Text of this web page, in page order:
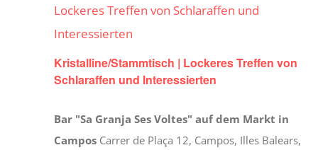
Kristalline/Stammtisch | Lockeres Treffen von
Schlaraffen und Interessierten
Lockeres Treffen von Schlaraffen und
Interessierten
Bar "Sa Granja Ses Voltes" auf dem Markt in
Campos Carrer de Plaça 12, Campos, Illes Balears,